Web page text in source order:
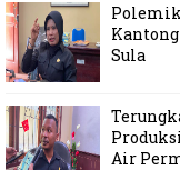
Sula
Air